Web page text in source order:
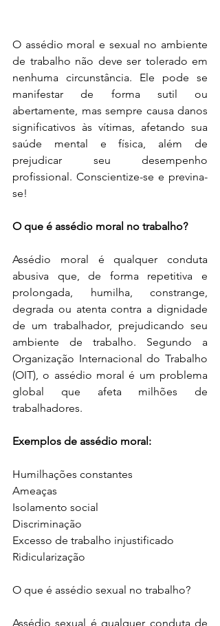
O assédio moral e sexual no ambiente
de trabalho não deve ser tolerado em
nenhuma circunstância. Ele pode se
manifestar de forma sutil ou
abertamente, mas sempre causa danos
significativos às vítimas, afetando sua
saúde mental e física, além de
prejudicar seu desempenho
profissional. Conscientize-se e previna-
se!
O que é assédio moral no trabalho?
Assédio moral é qualquer conduta
abusiva que, de forma repetitiva e
prolongada, humilha, constrange,
degrada ou atenta contra a dignidade
de um trabalhador, prejudicando seu
ambiente de trabalho. Segundo a
Organização Internacional do Trabalho
(OIT), o assédio moral é um problema
global que afeta milhões de
trabalhadores.
Exemplos de assédio moral:
Humilhações constantes
Ameaças
Isolamento social
Discriminação
Excesso de trabalho injustificado
Ridicularização
O que é assédio sexual no trabalho?
Assédio sexual é qualquer conduta de